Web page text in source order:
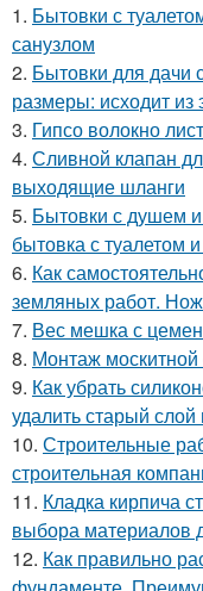
1. Бытовки с
санузлом
2. Бытовки для дачи
размеры: исходит из
3. Гипсо волокно
4. Сливной клапан
выходящие шланги
5. Бытовки с душем
бытовка с туалетом
6. Как
земляных работ.
7. Вес мешка с
8. Монтаж москитной
9. Как убрать
удалить старый слой
10. Строительные
строительная
11. Кладка кирпича
выбора материалов
12. Как правильно